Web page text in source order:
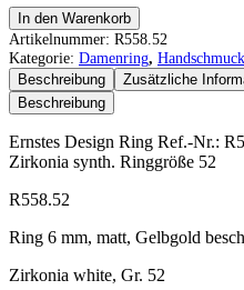
Ernstes
Design
Ring
Menge
In den Warenkorb
Artikelnummer: R558.52
Kategorie: Damenring, Handschmuck
Beschreibung
Zusätzliche
Beschreibung
Ernstes Design Ring Ref.-Nr.:
Zirkonia synth. Ringgröße 52
R558.52
Ring 6 mm, matt, Gelbgold
Zirkonia white, Gr. 52